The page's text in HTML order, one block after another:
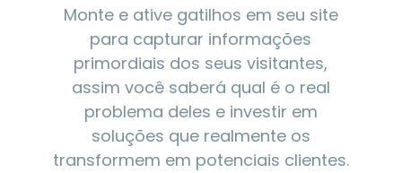
Monte e ative gatilhos em seu site
para capturar informações
primordiais dos seus visitantes,
assim você saberá qual é o real
problema deles e investir em
soluções que realmente os
transformem em potenciais clientes.